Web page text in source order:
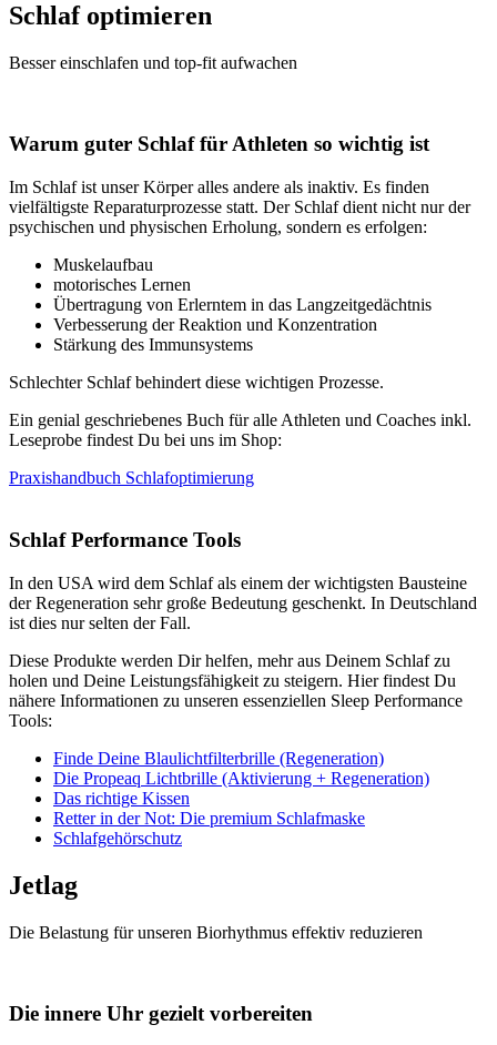
Schlaf optimieren
Besser einschlafen und top-fit aufwachen
Warum guter Schlaf für Athleten so wichtig ist
Im Schlaf ist unser Körper alles andere als inaktiv. Es finden
vielfältigste Reparaturprozesse statt. Der Schlaf dient nicht nur der
psychischen und physischen Erholung, sondern es erfolgen:
Muskelaufbau
motorisches Lernen
Übertragung von Erlerntem in das Langzeitgedächtnis
Verbesserung der Reaktion und Konzentration
Stärkung des Immunsystems
Schlechter Schlaf behindert diese wichtigen Prozesse.
Ein genial geschriebenes Buch für alle Athleten und Coaches inkl.
Leseprobe findest Du bei uns im Shop:
Praxishandbuch Schlafoptimierung
Schlaf Performance Tools
In den USA wird dem Schlaf als einem der wichtigsten Bausteine
der Regeneration sehr große Bedeutung geschenkt. In Deutschland
ist dies nur selten der Fall.
Diese Produkte werden Dir helfen, mehr aus Deinem Schlaf zu
holen und Deine Leistungsfähigkeit zu steigern. Hier findest Du
nähere Informationen zu unseren essenziellen Sleep Performance
Tools:
Finde Deine Blaulichtfilterbrille (Regeneration)
Die Propeaq Lichtbrille (Aktivierung + Regeneration)
Das richtige Kissen
Retter in der Not: Die premium Schlafmaske
Schlafgehörschutz
Jetlag
Die Belastung für unseren Biorhythmus effektiv reduzieren
Die innere Uhr gezielt vorbereiten